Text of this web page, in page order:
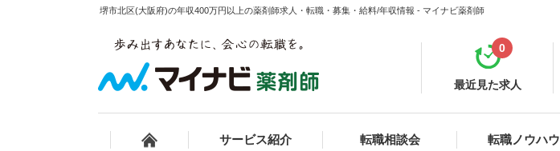
堺市北区(大阪府)の年収400万円以上の薬剤師求人・転職・募集・給料/年収情報 - マイナビ薬剤師
最近見た求人
0
サービス紹介 転職相談会 転職ノウハウ